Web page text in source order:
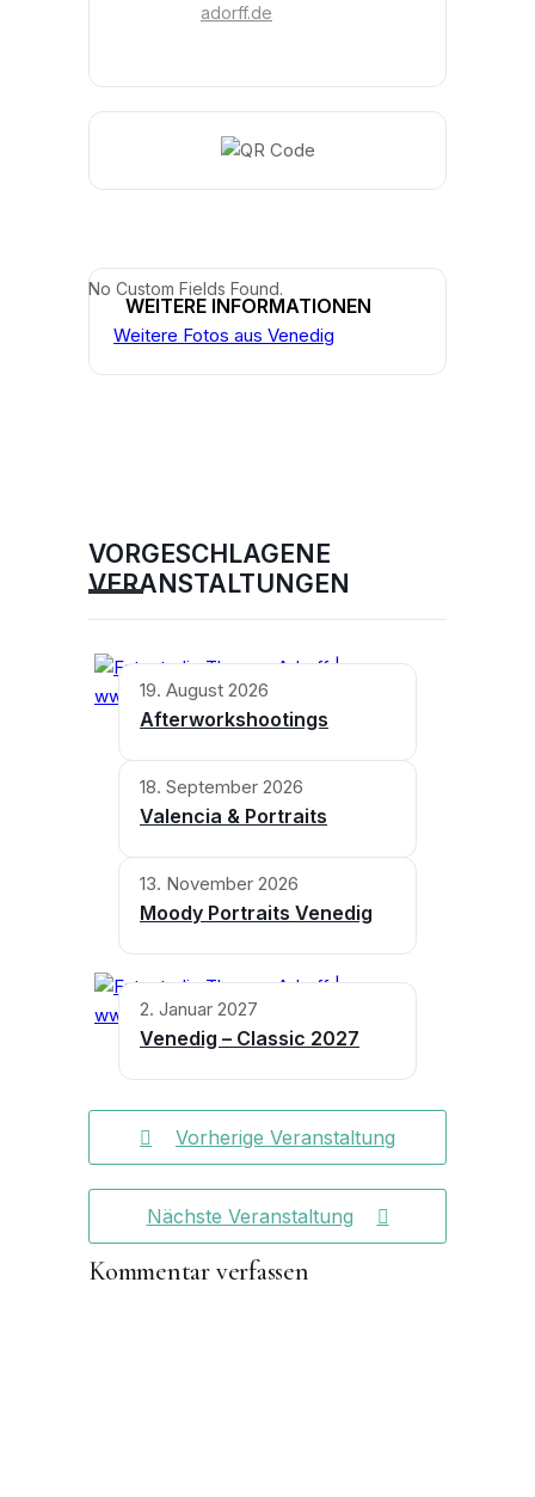
adorff.de
No Custom Fields Found.
WEITERE INFORMATIONEN
Weitere Fotos aus Venedig
VORGESCHLAGENE
VERANSTALTUNGEN
19. August 2026
Afterworkshootings
18. September 2026
Valencia & Portraits
13. November 2026
Moody Portraits Venedig
2. Januar 2027
Venedig – Classic 2027
Vorherige Veranstaltung
Nächste Veranstaltung
Kommentar verfassen